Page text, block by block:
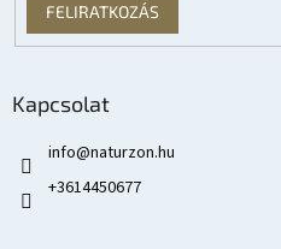
FELIRATKOZÁS
Kapcsolat
info@naturzon.hu
+3614450677